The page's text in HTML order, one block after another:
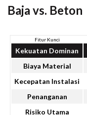
Baja vs. Beton
Fitur Kunci
Kekuatan Dominan
Biaya Material
Kecepatan Instalasi
Penanganan
Risiko Utama